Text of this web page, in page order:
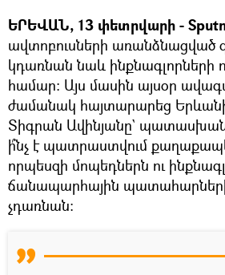
ԵՐԵՎԱՆ, 13 փետրվարի -
ավտոբուսների առանձնացված
կդառնան նաև ինքնագլորների
համար։ Այս մասին այսօր
ժամանակ հայտարարեց
Տիգրան Ավինյանը`
ի՞նչ է պատրաստվում
որպեսզի մոպեդներն ու
ճանապարհային
չդառնան։